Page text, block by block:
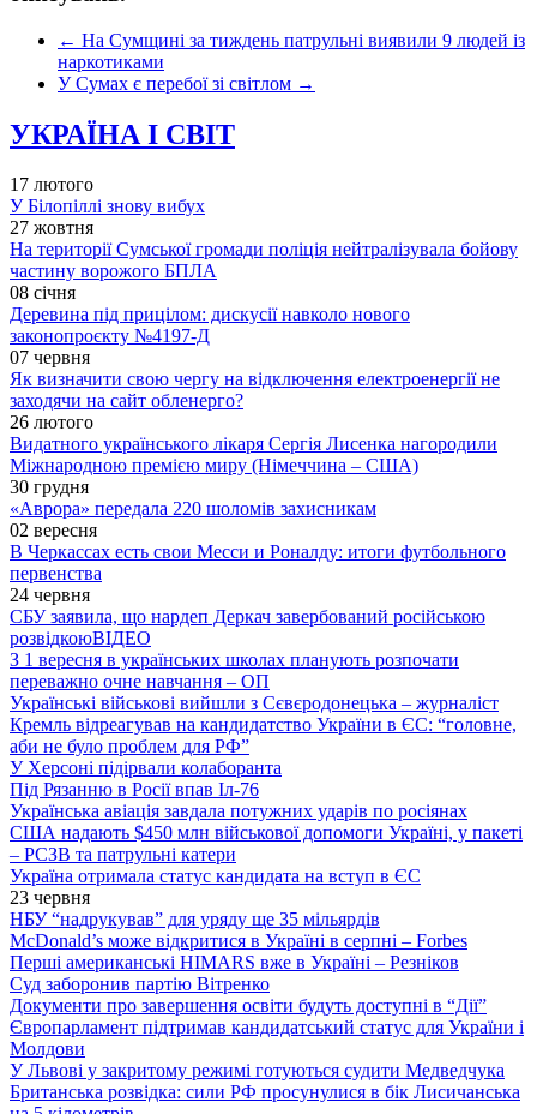
← На Сумщині за тиждень патрульні виявили 9 людей із
наркотиками
У Сумах є перебої зі світлом →
УКРАЇНА І СВІТ
17 лютого
У Білопіллі знову вибух
27 жовтня
На території Сумської громади поліція нейтралізувала бойову
частину ворожого БПЛА
08 січня
Деревина під прицілом: дискусії навколо нового
законопроєкту №4197-Д
07 червня
Як визначити свою чергу на відключення електроенергії не
заходячи на сайт обленерго?
26 лютого
Видатного українського лікаря Сергія Лисенка нагородили
Міжнародною премією миру (Німеччина – США)
30 грудня
«Аврора» передала 220 шоломів захисникам
02 вересня
В Черкассах есть свои Месси и Роналду: итоги футбольного
первенства
24 червня
СБУ заявила, що нардеп Деркач завербований російською
розвідкоюВІДЕО
З 1 вересня в українських школах планують розпочати
переважно очне навчання – ОП
Українські військові вийшли з Сєвєродонецька – журналіст
Кремль відреагував на кандидатство України в ЄС: “головне,
аби не було проблем для РФ”
У Херсоні підірвали колаборанта
Під Рязанню в Росії впав Іл-76
Українська авіація завдала потужних ударів по росіянах
США надають $450 млн військової допомоги Україні, у пакеті
– РСЗВ та патрульні катери
Україна отримала статус кандидата на вступ в ЄС
23 червня
НБУ “надрукував” для уряду ще 35 мільярдів
McDonald’s може відкритися в Україні в серпні – Forbes
Перші американські HIMARS вже в Україні – Резніков
Суд заборонив партію Вітренко
Документи про завершення освіти будуть доступні в “Дії”
Європарламент підтримав кандидатський статус для України і
Молдови
У Львові у закритому режимі готуються судити Медведчука
Британська розвідка: сили РФ просунулися в бік Лисичанська